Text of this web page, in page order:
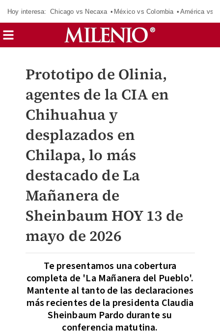
Hoy interesa: Chicago vs Necaxa México vs Colombia América vs
Prototipo de Olinia,
agentes de la CIA en
Chihuahua y
desplazados en
Chilapa, lo más
destacado de La
Mañanera de
Sheinbaum HOY 13 de
mayo de 2026
Te presentamos una cobertura
completa de 'La Mañanera del Pueblo'.
Mantente al tanto de las declaraciones
más recientes de la presidenta Claudia
Sheinbaum Pardo durante su
conferencia matutina.